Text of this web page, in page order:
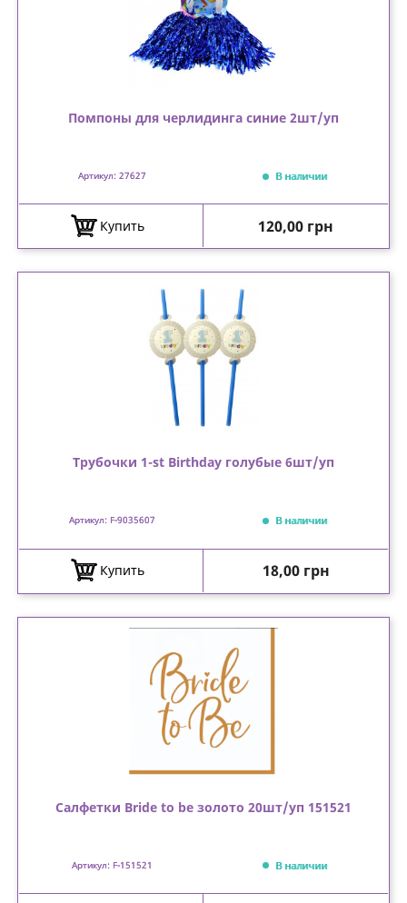
Помпоны для черлидинга синие 2шт/уп
Артикул: 27627 В наличии
Купить Цена
120,00 грн
Трубочки 1-st Birthday голубые 6шт/уп
Артикул: F-9035607 В наличии
Купить Цена
18,00 грн
Салфетки Bride to be золото 20шт/уп 151521
Артикул: F-151521 В наличии